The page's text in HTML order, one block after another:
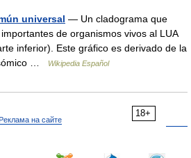
universal — Un cladograma que
de organismos vivos al LUA
inferior). Este gráfico es derivado de la
…
Wikipedia Español
18+
Реклама на сайте